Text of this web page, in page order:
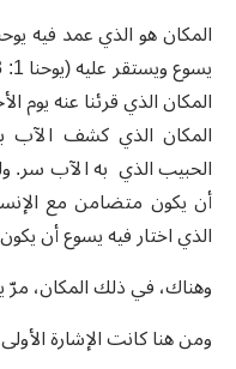
المكان هو الذي عمد فيه
المكان الذي قرئنا عنه يوم
المكان الذي كشف الآب
الحبيب الذي به الآب سر.
أن يكون متضامن مع
الذي اختار فيه يسوع أن
وهناك، في ذلك المكان، مرّ
ومن هنا كانت الإشارة